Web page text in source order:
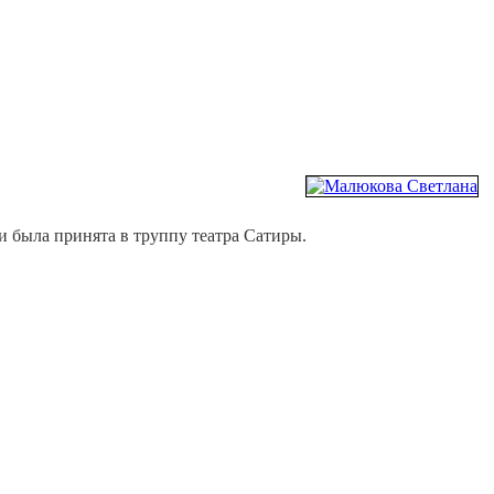
принята в труппу театра Сатиры.